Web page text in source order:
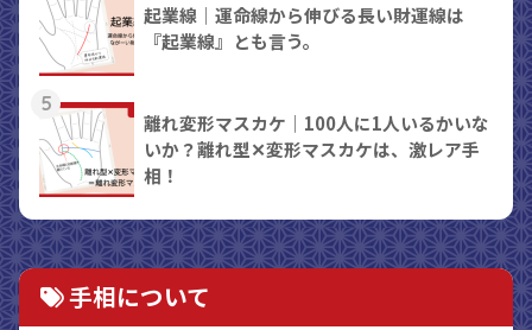
起業線｜運命線から伸びる長い財運線は
『起業線』とも言う。
5
離れ変形マスカケ｜100人に1人いるかいな
いか？離れ型✕変形マスカケは、激レア手
相！
手相について